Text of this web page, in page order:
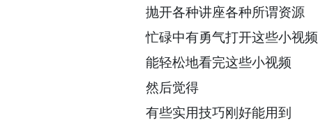
抛开各种讲座各种所谓资源
忙碌中有勇气打开这些小视频
能轻松地看完这些小视频
然后觉得
有些实用技巧刚好能用到